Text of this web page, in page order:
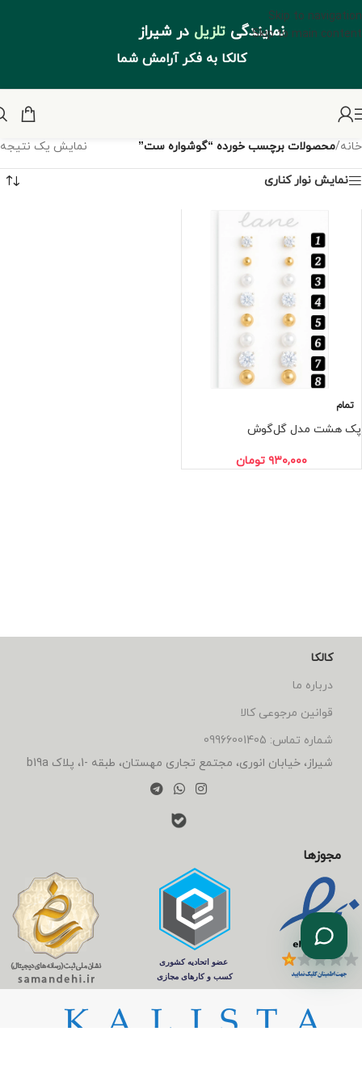
Skip to navigation
Skip to main content
نمایندگی تلزیل در شیراز
کالکا به فکر آرامش شما
خانه/محصولات برچسب خورده “گوشواره ست” نمایش یک نتیجه
نمایش نوار کناری
تمام
پک هشت مدل گل‌گوش
۹۳۰,۰۰۰ تومان
کالکا
درباره ما
قوانین مرجوعی کالا
شماره تماس: 09966001405
شیراز، خیابان انوری، مجتمع تجاری مهستان، طبقه -1، پلاک b19a
مجوزها